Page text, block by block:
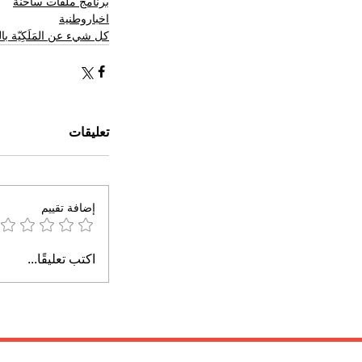
اخباروطنية
كل شيء عن المَلَكِيّة
تعليقات
إضافة تقييم
اكتب تعليقًا...